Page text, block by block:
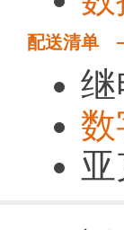
配送清单